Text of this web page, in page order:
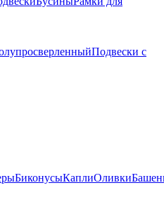
Подвески с
БиконусыКаплиОливки